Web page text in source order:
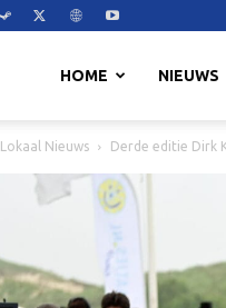
HOME NIEUWS
Lokaal Nieuws Derde editie Dirk